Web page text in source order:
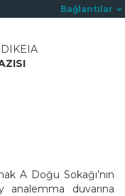
Bağlantılar
A Doğu Sokağı’nın
analemma duvarına